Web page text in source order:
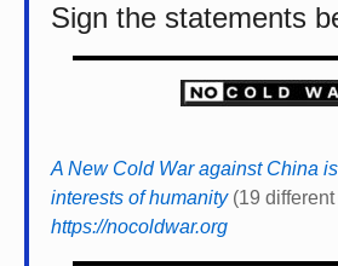
Sign the statements
A New Cold War against China
interests of humanity(19
https://nocoldwar.org